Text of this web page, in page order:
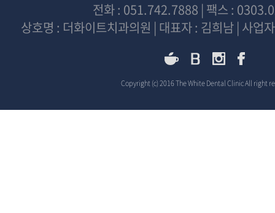
전화 : 051.742.7888 | 팩스 :
상호명 : 더화이트치과의원 | 대표자 : 김희남 | 사
Copyright (c) 2016 The White Dental Clinic All right